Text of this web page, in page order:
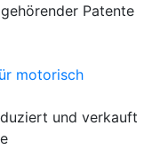
Patente
motorisch
und verkauft